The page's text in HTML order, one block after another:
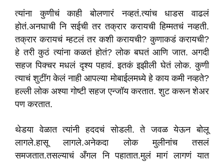
त्यांना कुणीचं काही बोलणारं नव्हतं.त्यांच धाडस वाढलं
होतं.अनघाची नि सईची तर तक्रार करायची हिम्मतचं नव्हती.
तक्रार करायचं म्हटलं तर कशी करायची? कुणाकडं करायची?
हे तरी कुठं त्यांना कळतं होतं? लोक बघतं आणि जात. अगदी
सहज पिक्चर मधलं दृश्य पहावं. इतकं इझीली घेतं लोक. कुणी
त्याचं शुटींग केलं नाही आपल्या मोबाईलमध्ये हे काय कमी नव्हते?
हल्ली लोक अश्या गोष्टी सहज एन्जॉय करतात. शुट करून शेअर
पण करतात.
थेडया वेळात त्यांनी हददचं सोडली. ते जवळ येऊन बोलू
लागले.हासू लागले.अनेकदा लोक मुलीनांच तसलं
समजतात.तसल्याचं अँगल नि पहातात.मुलं मागं लागणं यात